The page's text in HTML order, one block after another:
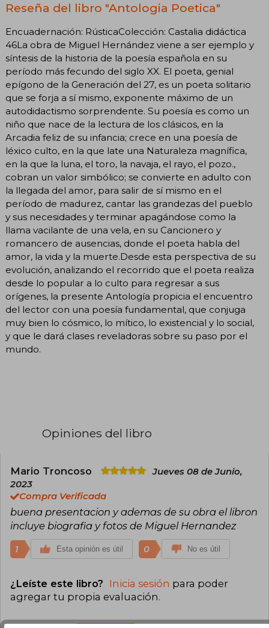
Reseña del libro "Antologia Poetica"
Encuadernación: RústicaColección: Castalia didáctica
46La obra de Miguel Hernández viene a ser ejemplo y
síntesis de la historia de la poesía española en su
período más fecundo del siglo XX. El poeta, genial
epígono de la Generación del 27, es un poeta solitario
que se forja a sí mismo, exponente máximo de un
autodidactismo sorprendente. Su poesía es como un
niño que nace de la lectura de los clásicos, en la
Arcadia feliz de su infancia; crece en una poesía de
léxico culto, en la que late una Naturaleza magnífica,
en la que la luna, el toro, la navaja, el rayo, el pozo.,
cobran un valor simbólico; se convierte en adulto con
la llegada del amor, para salir de sí mismo en el
período de madurez, cantar las grandezas del pueblo
y sus necesidades y terminar apagándose como la
llama vacilante de una vela, en su Cancionero y
romancero de ausencias, donde el poeta habla del
amor, la vida y la muerte.Desde esta perspectiva de su
evolución, analizando el recorrido que el poeta realiza
desde lo popular a lo culto para regresar a sus
orígenes, la presente Antología propicia el encuentro
del lector con una poesía fundamental, que conjuga
muy bien lo cósmico, lo mítico, lo existencial y lo social,
y que le dará clases reveladoras sobre su paso por el
mundo.
Opiniones del libro
Mario Troncoso
Jueves 08 de Junio,
2023
Compra Verificada
buena presentacion y ademas de su obra el libron
incluye biografia y fotos de Miguel Hernandez
1 Esta opinión es útil 0 No es útil
¿Leíste este libro? Inicia sesión para poder
agregar tu propia evaluación.